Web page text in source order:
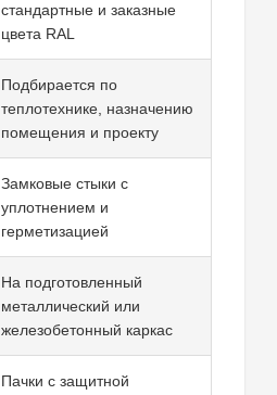
стандартные и заказные
цвета RAL
Подбирается по
теплотехнике, назначению
помещения и проекту
Замковые стыки с
уплотнением и
герметизацией
На подготовленный
металлический или
железобетонный каркас
Пачки с защитной